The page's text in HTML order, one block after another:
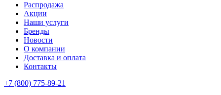
Распродажа
Акции
Наши услуги
Бренды
Новости
О компании
Доставка и оплата
Контакты
+7 (800) 775-89-21